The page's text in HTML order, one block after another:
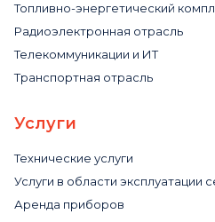
Топливно-энергетический
Радиоэлектронная отрасль
Телекоммуникации и ИТ
Транспортная отрасль
Услуги
Технические услуги
Услуги в области эксплуатации
Аренда приборов